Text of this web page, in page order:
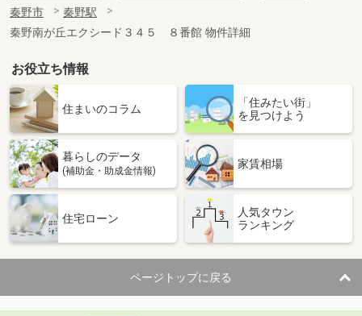
秦野市
秦野駅
秦野南が丘エクシード３４５ ８番館 物件詳細
お役立ち情報
住まいのコラム
「住みたい街」
を見つけよう
暮らしのデータ
(補助金・助成金情報)
家賃相場
住宅ローン
人気タウン
ランキング
ページトップに戻る